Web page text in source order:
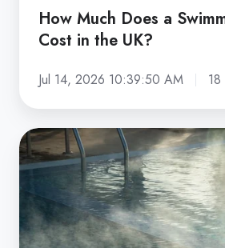
How Much Does a
Cost in the UK?
Jul 14, 2026 10:39:50 AM
How
to
Heat
Swimming